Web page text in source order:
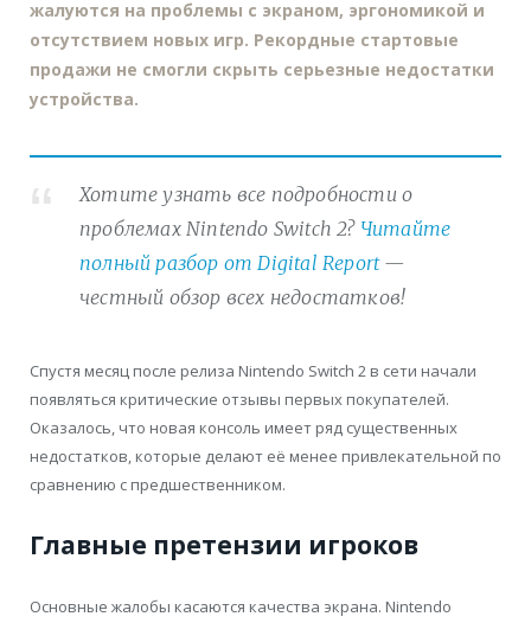
жалуются на проблемы с экраном, эргономикой и
отсутствием новых игр. Рекордные стартовые
продажи не смогли скрыть серьезные недостатки
устройства.
Хотите узнать все подробности о
проблемах Nintendo Switch 2? Читайте
полный разбор от Digital Report —
честный обзор всех недостатков!
Спустя месяц после релиза Nintendo Switch 2 в сети начали
появляться критические отзывы первых покупателей.
Оказалось, что новая консоль имеет ряд существенных
недостатков, которые делают её менее привлекательной по
сравнению с предшественником.
Главные претензии игроков
Основные жалобы касаются качества экрана. Nintendo